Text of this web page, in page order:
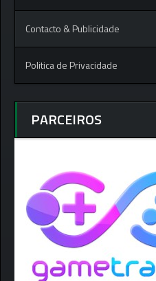
Contacto & Publicidade
Politica de Privacidade
PARCEIROS